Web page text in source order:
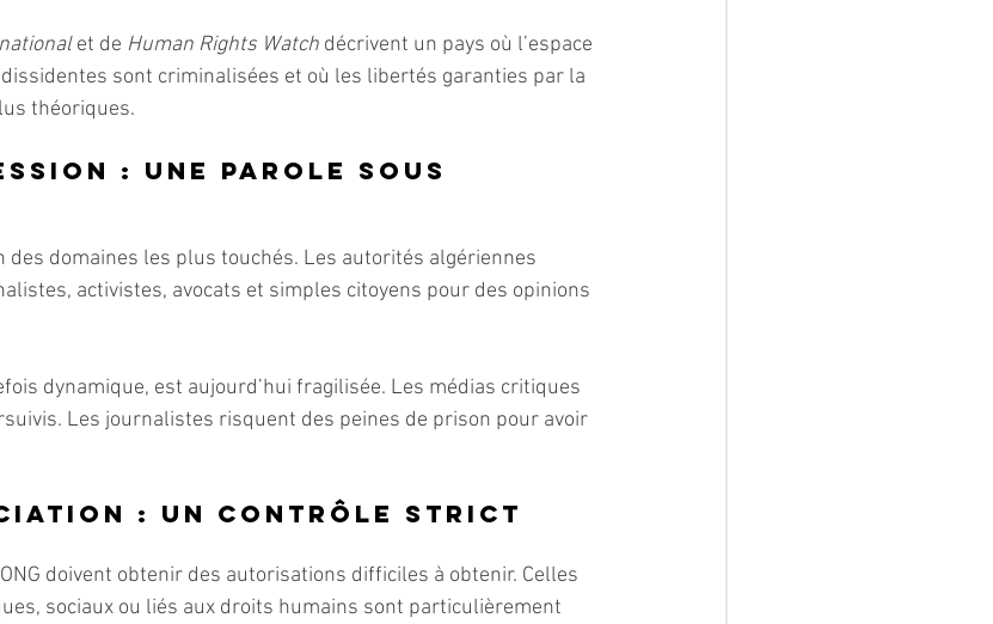
et de Human Rights Watch décrivent un pays où l’espace
sont criminalisées et où les libertés garanties par la
théoriques.
: une parole sous
des domaines les plus touchés. Les autorités algériennes
activistes, avocats et simples citoyens pour des opinions
dynamique, est aujourd’hui fragilisée. Les médias critiques
Les journalistes risquent des peines de prison pour avoir
: un contrôle strict
doivent obtenir des autorisations difficiles à obtenir. Celles
sociaux ou liés aux droits humains sont particulièrement